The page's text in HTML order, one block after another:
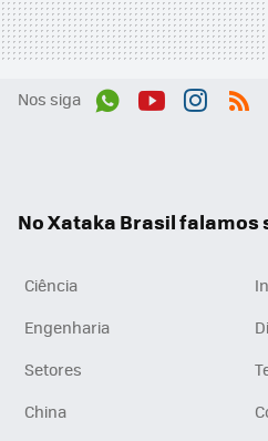
Nos siga
No Xataka Brasil falamos
Ciência
Engenharia
Setores
China